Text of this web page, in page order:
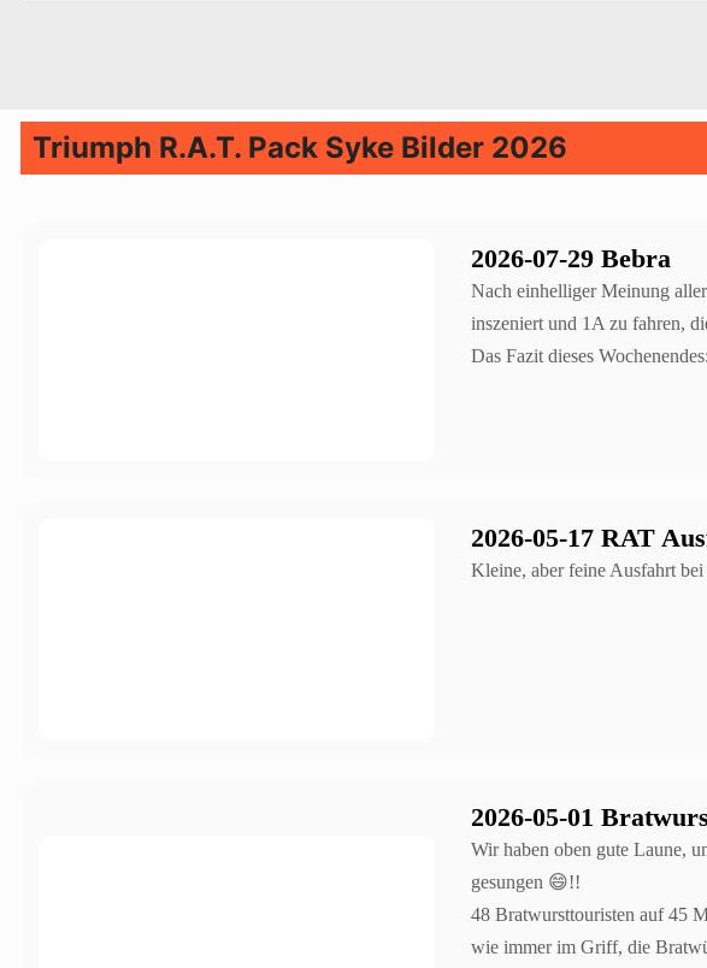
Triumph R.A.T. Pack Syke Bilder 2026
2026-07-29 Bebra
Nach einhelliger Meinung
inszeniert und 1A zu fahren,
Das Fazit dieses
2026-05-17 RAT
Kleine, aber feine Ausfahrt
2026-05-01
Wir haben oben gute Laune,
gesungen 😄!!
48 Bratwursttouristen auf 45
wie immer im Griff, die